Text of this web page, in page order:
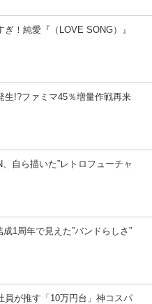
！純愛『（LOVE SONG）』
生!?ファミマ45％増量作戦再来
自ら描いた”レトロフューチャ
1周年で見えた”バンドらしさ”
員が推す「10万円台」神コスパ